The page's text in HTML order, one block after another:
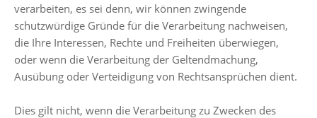
verarbeiten, es sei denn, wir können zwingende
schutzwürdige Gründe für die Verarbeitung nachweisen,
die Ihre Interessen, Rechte und Freiheiten überwiegen,
oder wenn die Verarbeitung der Geltendmachung,
Ausübung oder Verteidigung von Rechtsansprüchen dient.
Dies gilt nicht, wenn die Verarbeitung zu Zwecken des